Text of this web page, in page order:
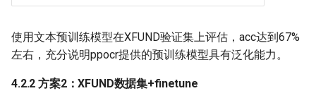
使用文本预训练模型在XFUND验证集上评估，acc达到67%
左右，充分说明ppocr提供的预训练模型具有泛化能力。
4.2.2 方案2：XFUND数据集+finetune